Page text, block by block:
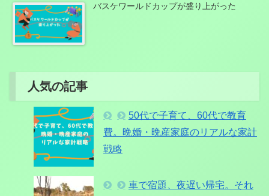
バスケワールドカップが盛り上がった
人気の記事
50代で子育て、60代で教育
費。晩婚・晩産家庭のリアルな家計
戦略
車で宿題、夜遅い帰宅。それ